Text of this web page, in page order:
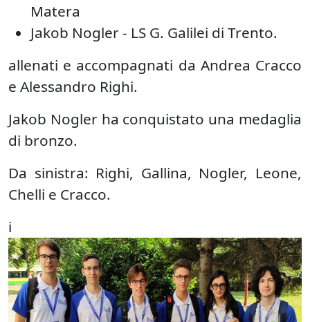
Matera
Jakob Nogler - LS G. Galilei di Trento.
allenati e accompagnati da Andrea Cracco
e Alessandro Righi.
Jakob Nogler ha conquistato una medaglia
di bronzo.
Da sinistra: Righi, Gallina, Nogler, Leone,
Chelli e Cracco.
i